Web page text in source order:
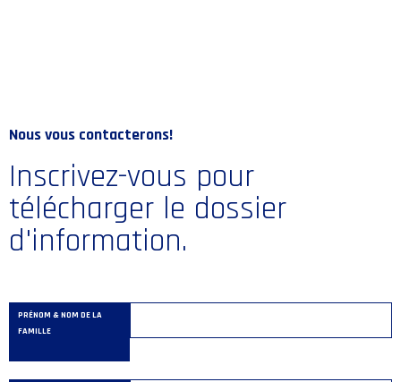
Nous vous contacterons!
Inscrivez-vous pour
télécharger le dossier
d'information.
PRÉNOM & NOM DE LA
FAMILLE